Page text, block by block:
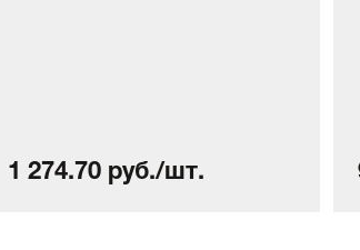
1 274.70 руб./шт.